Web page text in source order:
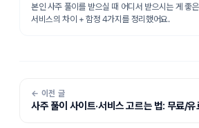
본인 사주 풀이를 받으실 때 어디서 받으시는 게 좋
서비스의 차이 + 함정 4가지를 정리했어요.
← 이전 글
사주 풀이 사이트·서비스 고르는 법: 무료/